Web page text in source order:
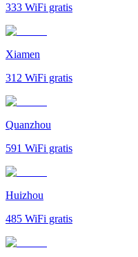
333 WiFi gratis
Xiamen
312 WiFi gratis
Quanzhou
591 WiFi gratis
Huizhou
485 WiFi gratis